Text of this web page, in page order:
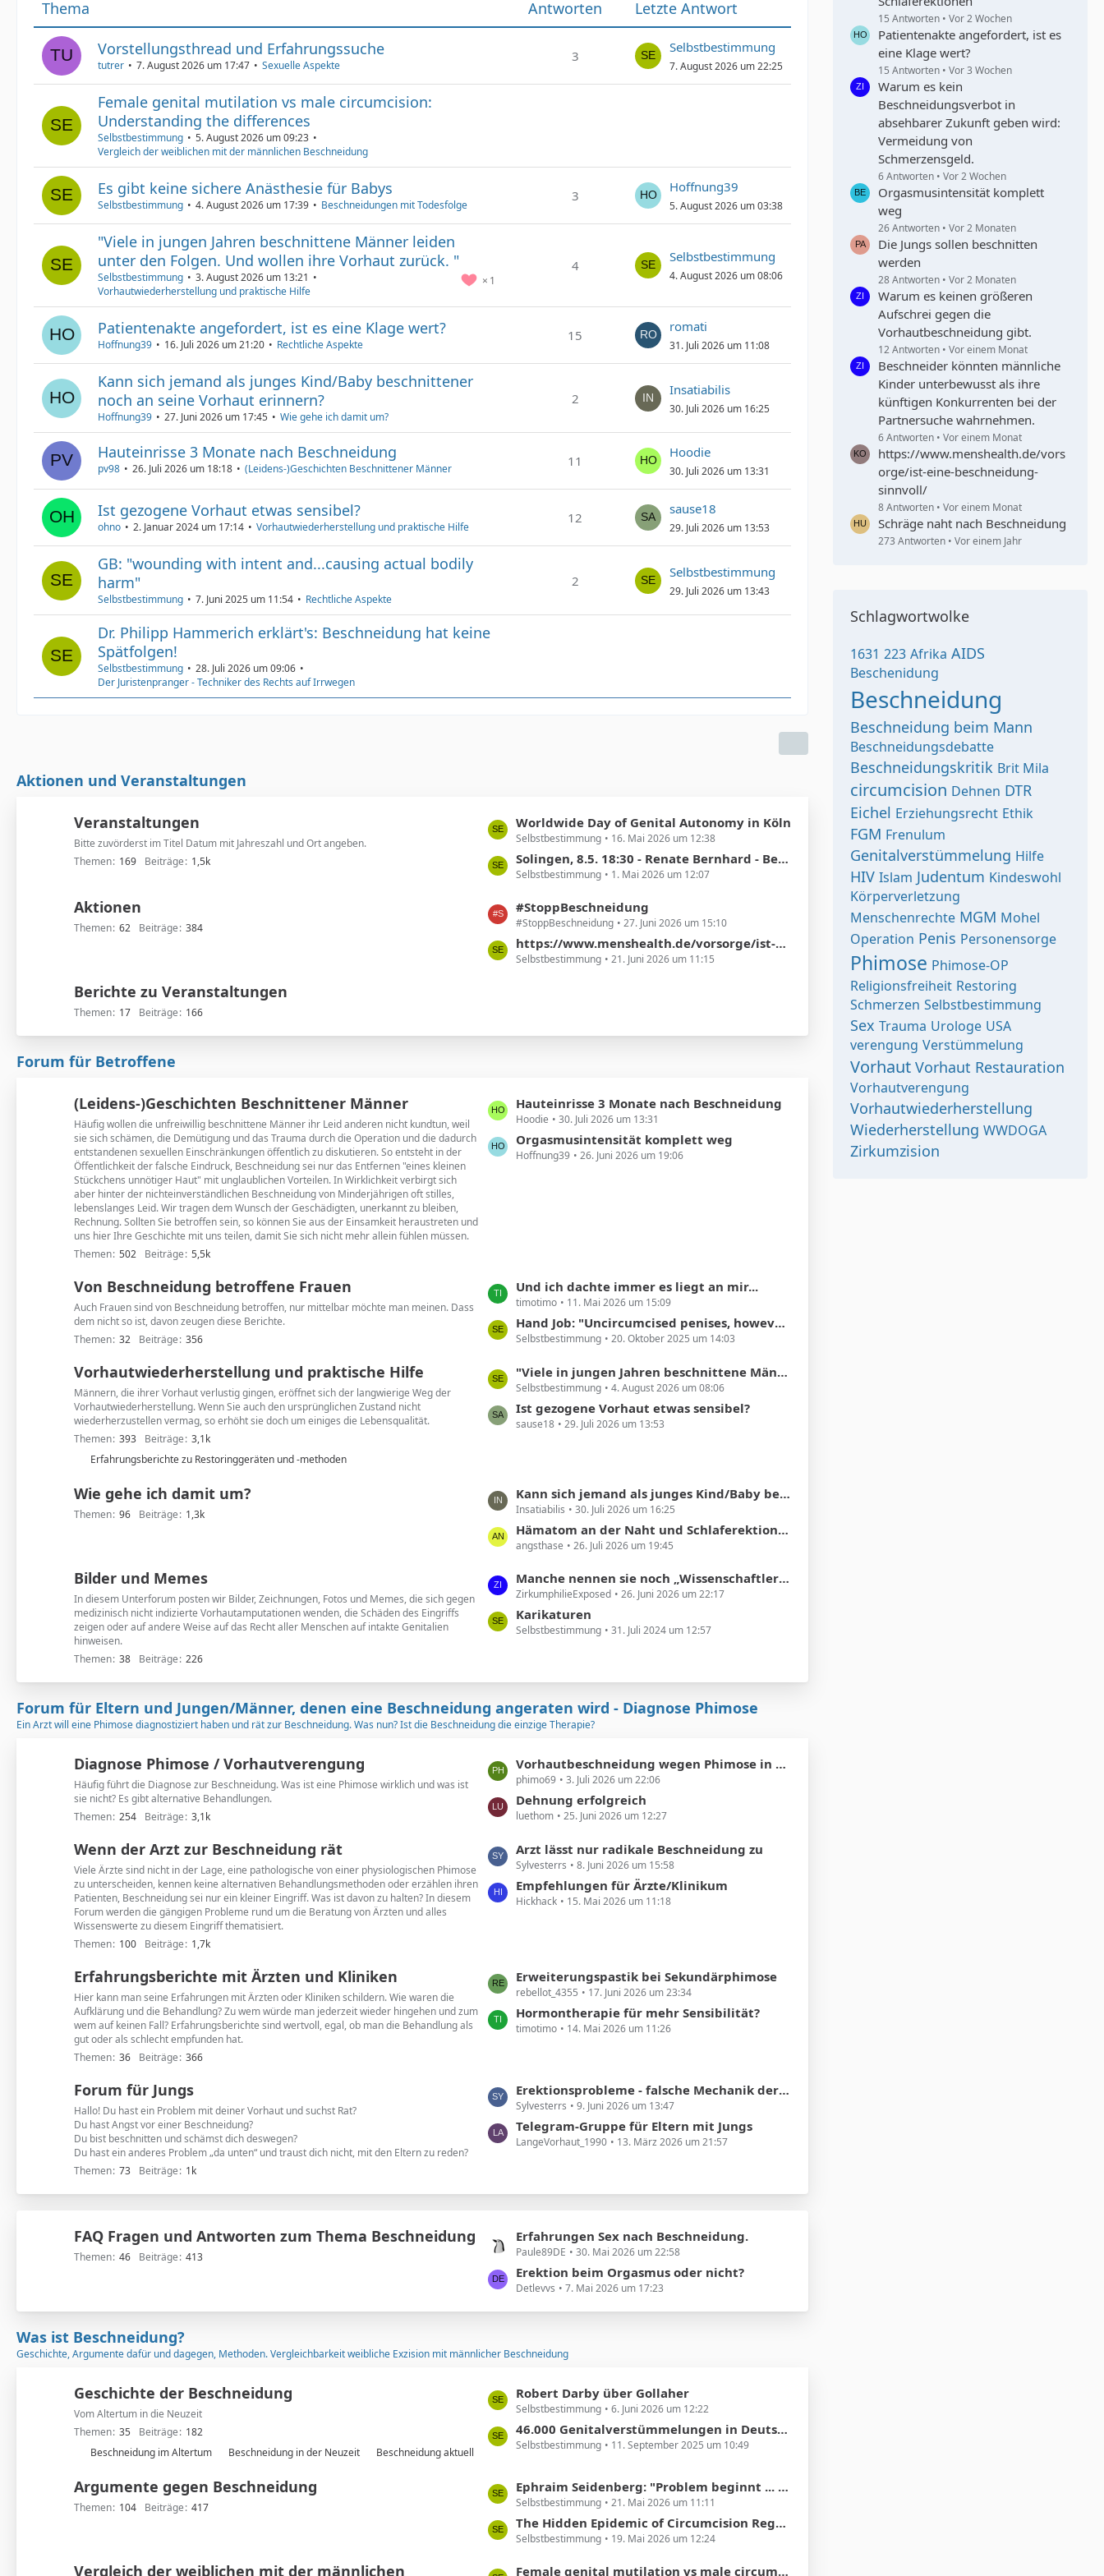
Thema Antworten Letzte Antwort
Vorstellungsthread und Erfahrungssuche
tutrer 7. August 2026 um 17:47 Sexuelle Aspekte
3
Selbstbestimmung
7. August 2026 um 22:25
Female genital mutilation vs male circumcision:
Understanding the differences
Selbstbestimmung
5. August 2026 um 09:23
Vergleich der weiblichen mit der männlichen Beschneidung
Es gibt keine sichere Anästhesie für Babys
Selbstbestimmung 4. August 2026 um 17:39 Beschneidungen mit Todesfolge
3
Hoffnung39
5. August 2026 um 03:38
"Viele in jungen Jahren beschnittene Männer leiden
unter den Folgen. Und wollen ihre Vorhaut zurück. "
1
Selbstbestimmung
3. August 2026 um 13:21
Vorhautwiederherstellung und praktische Hilfe
4
Selbstbestimmung
4. August 2026 um 08:06
Patientenakte angefordert, ist es eine Klage wert?
Hoffnung39 16. Juli 2026 um 21:20 Rechtliche Aspekte
15
romati
31. Juli 2026 um 11:08
Kann sich jemand als junges Kind/Baby beschnittener
noch an seine Vorhaut erinnern?
Hoffnung39 27. Juni 2026 um 17:45 Wie gehe ich damit um?
2
Insatiabilis
30. Juli 2026 um 16:25
Hauteinrisse 3 Monate nach Beschneidung
pv98 26. Juli 2026 um 18:18 (Leidens-)Geschichten Beschnittener Männer 11
Hoodie
30. Juli 2026 um 13:31
Ist gezogene Vorhaut etwas sensibel?
ohno 2. Januar 2024 um 17:14 Vorhautwiederherstellung und praktische Hilfe
12
sause18
29. Juli 2026 um 13:53
GB: "wounding with intent and...causing actual bodily
harm"
Selbstbestimmung 7. Juni 2025 um 11:54 Rechtliche Aspekte
2
Selbstbestimmung
29. Juli 2026 um 13:43
Dr. Philipp Hammerich erklärt's: Beschneidung hat keine
Spätfolgen!
Selbstbestimmung
28. Juli 2026 um 09:06
Der Juristenpranger - Techniker des Rechts auf Irrwegen
Aktionen und Veranstaltungen
Veranstaltungen
Bitte zuvörderst im Titel Datum mit Jahreszahl und Ort angeben.
Themen 169 Beiträge 1,5k
L
e
t
z
e
e
g
Worldwide Day of Genital Autonomy in Köln
Selbstbestimmung 16. Mai 2026 um 12:38
Solingen, 8.5. 18:30 - Renate Bernhard - Beschneidung ist nicht nur ein Thema von Religion oder Migration
Selbstbestimmung 1. Mai 2026 um 12:07
Aktionen
Themen 62 Beiträge 384
L
e
t
z
e
ä
g
e
#StoppBeschneidung
#StoppBeschneidung 27. Juni 2026 um 15:10
https://www.menshealth.de/vorsorge/ist-eine-beschneidung-sinnvoll/
Selbstbestimmung 21. Juni 2026 um 11:15
Berichte zu Veranstaltungen
Themen 17 Beiträge 166
Forum für Betroffene
(Leidens-)Geschichten Beschnittener Männer
Häufig wollen die unfreiwillig beschnittene Männer ihr Leid anderen nicht kundtun, weil
sie sich schämen, die Demütigung und das Trauma durch die Operation und die dadurch
entstandenen sexuellen Einschränkungen öffentlich zu diskutieren. So entsteht in der
Öffentlichkeit der falsche Eindruck, Beschneidung sei nur das Entfernen "eines kleinen
Stückchens unnötiger Haut" mit unglaublichen Vorteilen. In Wirklichkeit verbirgt sich
aber hinter der nichteinverständlichen Beschneidung von Minderjährigen oft stilles,
lebenslanges Leid. Wir tragen dem Wunsch der Geschädigten, unerkannt zu bleiben,
Rechnung. Sollten Sie betroffen sein, so können Sie aus der Einsamkeit heraustreten und
uns hier Ihre Geschichte mit uns teilen, damit Sie sich nicht mehr allein fühlen müssen.
Themen 502 Beiträge 5,5k
L
e
t
z
r
ä
g
e
Hauteinrisse 3 Monate nach Beschneidung
Hoodie 30. Juli 2026 um 13:31
Orgasmusintensität komplett weg
Hoffnung39 26. Juni 2026 um 19:06
Von Beschneidung betroffene Frauen
Auch Frauen sind von Beschneidung betroffen, nur mittelbar möchte man meinen. Dass
dem nicht so ist, davon zeugen diese Berichte.
Themen 32 Beiträge 356
L
e
t
z
e
e
g
Und ich dachte immer es liegt an mir...
timotimo 11. Mai 2026 um 15:09
Hand Job: "Uncircumcised penises, however, can be extremely sensitive around the hood"
Selbstbestimmung 20. Oktober 2025 um 14:03
Vorhautwiederherstellung und praktische Hilfe
Männern, die ihrer Vorhaut verlustig gingen, eröffnet sich der langwierige Weg der
Vorhautwiederherstellung. Wenn Sie auch den ursprünglichen Zustand nicht
wiederherzustellen vermag, so erhöht sie doch um einiges die Lebensqualität.
Themen 393 Beiträge 3,1k
L
e
t
z
e
t
g
"Viele in jungen Jahren beschnittene Männer leiden unter den Folgen. Und wollen ihre Vorhaut zurück. "
Selbstbestimmung 4. August 2026 um 08:06
Ist gezogene Vorhaut etwas sensibel?
sause18 29. Juli 2026 um 13:53
t
e
r
e
n
Erfahrungsberichte zu Restoringgeräten und -methoden
Wie gehe ich damit um?
Themen 96 Beiträge 1,3k
L
e
t
z
e
e
g
e
Kann sich jemand als junges Kind/Baby beschnittener noch an seine Vorhaut erinnern?
Insatiabilis 30. Juli 2026 um 16:25
Hämatom an der Naht und Schlaferektionen
angsthase 26. Juli 2026 um 19:45
Bilder und Memes
In diesem Unterforum posten wir Bilder, Zeichnungen, Fotos und Memes, die sich gegen
medizinisch nicht indizierte Vorhautamputationen wenden, die Schäden des Eingriffs
zeigen oder auf andere Weise auf das Recht aller Menschen auf intakte Genitalien
hinweisen.
Themen 38 Beiträge 226
L
e
t
z
B
e
i
r
ä
g
e
Manche nennen sie noch „Wissenschaftler“. Ich nenne sie geldgesteuerte Marionetten.
ZirkumphilieExposed 26. Juni 2026 um 22:17
Karikaturen
Selbstbestimmung 31. Juli 2024 um 12:57
Forum für Eltern und Jungen/Männer, denen eine Beschneidung angeraten wird - Diagnose Phimose
Ein Arzt will eine Phimose diagnostiziert haben und rät zur Beschneidung. Was nun? Ist die Beschneidung die einzige Therapie?
Diagnose Phimose / Vorhautverengung
Häufig führt die Diagnose zur Beschneidung. Was ist eine Phimose wirklich und was ist
sie nicht? Es gibt alternative Behandlungen.
Themen 254 Beiträge 3,1k
L
e
t
z
e
e
g
e
Vorhautbeschneidung wegen Phimose in 2 Wochen
phimo69 3. Juli 2026 um 22:06
Dehnung erfolgreich
luethom 25. Juni 2026 um 12:27
Wenn der Arzt zur Beschneidung rät
Viele Ärzte sind nicht in der Lage, eine pathologische von einer physiologischen Phimose
zu unterscheiden, kennen keine alternativen Behandlungsmethoden oder erzählen ihren
Patienten, Beschneidung sei nur ein kleiner Eingriff. Was ist davon zu halten? In diesem
Forum werden die gängigen Probleme rund um die Beratung von Ärzten und alles
Wissenswerte zu diesem Eingriff thematisiert.
Themen 100 Beiträge 1,7k
L
e
t
z
e
i
t
r
e
Arzt lässt nur radikale Beschneidung zu
Sylvesterrs 8. Juni 2026 um 15:58
Empfehlungen für Ärzte/Klinikum
Hickhack 15. Mai 2026 um 11:18
Erfahrungsberichte mit Ärzten und Kliniken
Hier kann man seine Erfahrungen mit Ärzten oder Kliniken schildern. Wie waren die
Aufklärung und die Behandlung? Zu wem würde man jederzeit wieder hingehen und zum
wem auf keinen Fall? Erfahrungsberichte sind wertvoll, egal, ob man die Behandlung als
gut oder als schlecht empfunden hat.
Themen 36 Beiträge 366
L
e
t
z
B
e
i
t
g
Erweiterungspastik bei Sekundärphimose
rebellot_4355 17. Juni 2026 um 23:34
Hormontherapie für mehr Sensibilität?
timotimo 14. Mai 2026 um 11:26
Forum für Jungs
Hallo! Du hast ein Problem mit deiner Vorhaut und suchst Rat?
Du hast Angst vor einer Beschneidung?
Du bist beschnitten und schämst dich deswegen?
Du hast ein anderes Problem „da unten“ und traust dich nicht, mit den Eltern zu reden?
Themen 73 Beiträge 1k
L
e
t
z
B
r
ä
Erektionsprobleme - falsche Mechanik der SB?
Sylvesterrs 9. Juni 2026 um 13:47
Telegram-Gruppe für Eltern mit Jungs
LangeVorhaut_1990 13. März 2026 um 21:57
FAQ Fragen und Antworten zum Thema Beschneidung
Themen 46 Beiträge 413
L
e
t
z
t
e
t
ä
Erfahrungen Sex nach Beschneidung.
Paule89DE 30. Mai 2026 um 22:58
Erektion beim Orgasmus oder nicht?
Detlevvs 7. Mai 2026 um 17:23
Was ist Beschneidung?
Geschichte, Argumente dafür und dagegen, Methoden. Vergleichbarkeit weibliche Exzision mit männlicher Beschneidung
Geschichte der Beschneidung
Vom Altertum in die Neuzeit
Themen 35 Beiträge 182
L
e
t
z
e
B
e
i
Robert Darby über Gollaher
Selbstbestimmung 6. Juni 2026 um 12:22
46.000 Genitalverstümmelungen in Deutschland in 2012?
Selbstbestimmung 11. September 2025 um 10:49
t
e
Beschneidung im Altertum Beschneidung in der Neuzeit Beschneidung aktuell
Argumente gegen Beschneidung
Themen 104 Beiträge 417
L
e
t
z
Ephraim Seidenberg: "Problem beginnt ... beim Abschneiden der Vorhaut"
Selbstbestimmung 21. Mai 2026 um 11:11
The Hidden Epidemic of Circumcision Regret Among Millions of Men
Selbstbestimmung 19. Mai 2026 um 12:24
Vergleich der weiblichen mit der männlichen L Female genital mutilation vs male circumcision: Understanding the differences
15 Antworten Vor 2 Wochen
Patientenakte angefordert, ist es
eine Klage wert?
15 Antworten Vor 3 Wochen
Warum es kein
Beschneidungsverbot in
absehbarer Zukunft geben wird:
Vermeidung von
Schmerzensgeld.
6 Antworten Vor 2 Wochen
Orgasmusintensität komplett
weg
26 Antworten Vor 2 Monaten
Die Jungs sollen beschnitten
werden
28 Antworten Vor 2 Monaten
Warum es keinen größeren
Aufschrei gegen die
Vorhautbeschneidung gibt.
12 Antworten Vor einem Monat
Beschneider könnten männliche
Kinder unterbewusst als ihre
künftigen Konkurrenten bei der
Partnersuche wahrnehmen.
6 Antworten Vor einem Monat
https://www.menshealth.de/vors
orge/ist-eine-beschneidung-
sinnvoll/
8 Antworten Vor einem Monat
Schräge naht nach Beschneidung
273 Antworten Vor einem Jahr
Schlagwortwolke
1631 223 Afrika AIDS
Beschenidung
Beschneidung
Beschneidung beim Mann
Beschneidungsdebatte
Beschneidungskritik Brit Mila
circumcision Dehnen DTR
Eichel Erziehungsrecht Ethik
FGM Frenulum
Genitalverstümmelung Hilfe
HIV Islam Judentum Kindeswohl
Körperverletzung
Menschenrechte MGM Mohel
Operation Penis Personensorge
Phimose Phimose-OP
Religionsfreiheit Restoring
Schmerzen Selbstbestimmung
Sex Trauma Urologe USA
verengung Verstümmelung
Vorhaut Vorhaut Restauration
Vorhautverengung
Vorhautwiederherstellung
Wiederherstellung WWDOGA
Zirkumzision